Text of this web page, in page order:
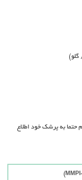
حتما به پرشک خود اطلاع